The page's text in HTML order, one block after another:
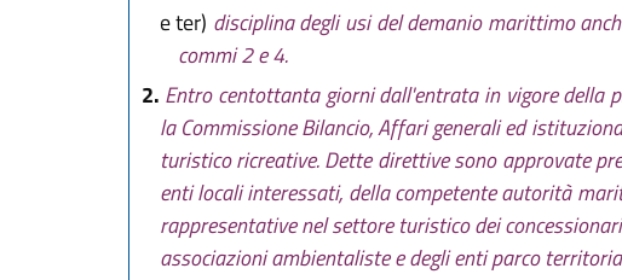
e ter) disciplina degli usi del demanio marittimo
commi 2 e 4.
2. Entro centottanta giorni dall'entrata in vigore della
la Commissione Bilancio, Affari generali ed
turistico ricreative. Dette direttive sono approvate
enti locali interessati, della competente autorità
rappresentative nel settore turistico dei
associazioni ambientaliste e degli enti parco